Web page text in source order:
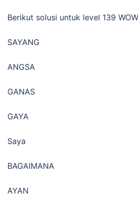
Berikut solusi untuk level 139
SAYANG
ANGSA
GANAS
GAYA
Saya
BAGAIMANA
AYAN